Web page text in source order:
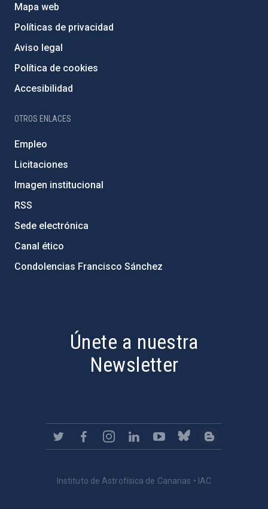
Mapa web
Políticas de privacidad
Aviso legal
Política de cookies
Accesibilidad
OTROS ENLACES
Empleo
Licitaciones
Imagen institucional
RSS
Sede electrónica
Canal ético
Condolencias Francisco Sánchez
Únete a nuestra
Newsletter
Instituto de Astrofísica de Canarias • IAC